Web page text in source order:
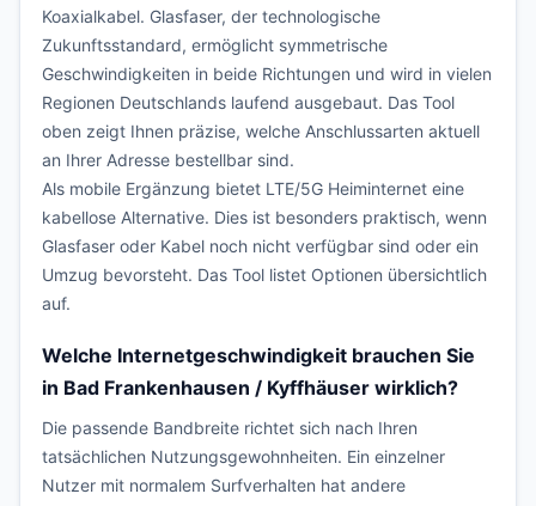
Koaxialkabel. Glasfaser, der technologische
Zukunftsstandard, ermöglicht symmetrische
Geschwindigkeiten in beide Richtungen und wird in vielen
Regionen Deutschlands laufend ausgebaut. Das Tool
oben zeigt Ihnen präzise, welche Anschlussarten aktuell
an Ihrer Adresse bestellbar sind.
Als mobile Ergänzung bietet LTE/5G Heiminternet eine
kabellose Alternative. Dies ist besonders praktisch, wenn
Glasfaser oder Kabel noch nicht verfügbar sind oder ein
Umzug bevorsteht. Das Tool listet Optionen übersichtlich
auf.
Welche Internetgeschwindigkeit brauchen Sie
in Bad Frankenhausen / Kyffhäuser wirklich?
Die passende Bandbreite richtet sich nach Ihren
tatsächlichen Nutzungsgewohnheiten. Ein einzelner
Nutzer mit normalem Surfverhalten hat andere